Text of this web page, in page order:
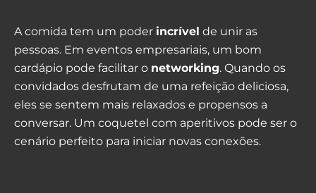
A comida tem um poder incrível de unir as
pessoas. Em eventos empresariais, um bom
cardápio pode facilitar o networking. Quando os
convidados desfrutam de uma refeição deliciosa,
eles se sentem mais relaxados e propensos a
conversar. Um coquetel com aperitivos pode ser o
cenário perfeito para iniciar novas conexões.